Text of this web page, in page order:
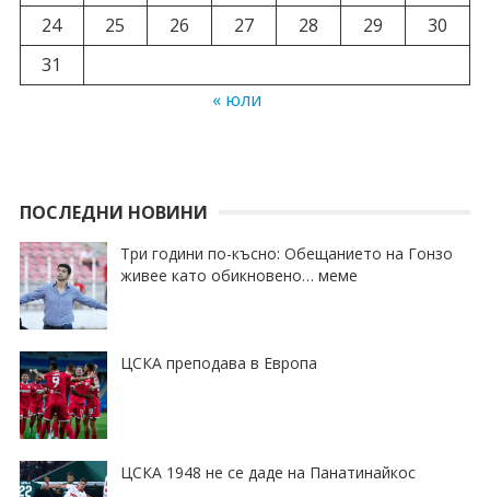
24
25 26 27 28 29
30
31
« юли
ПОСЛЕДНИ НОВИНИ
Три години по-късно: Обещанието на Гонзо
живее като обикновено… меме
ЦСКА преподава в Европа
ЦСКА 1948 не се даде на Панатинайкос